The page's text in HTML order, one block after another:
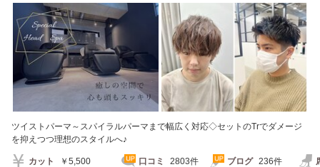
ツイストパーマ～スパイラルパーマまで幅広く対応◇セットのTrでダメージ
を抑えつつ理想のスタイルへ♪
カット ￥5,500 口コミ 2803件 ブログ 236件